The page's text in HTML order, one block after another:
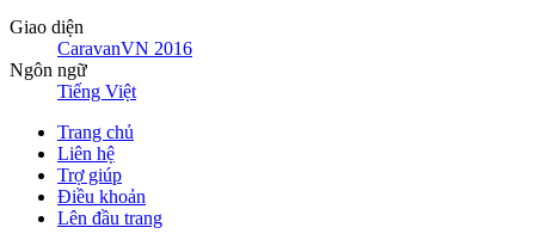
Giao diện
CaravanVN 2016
Ngôn ngữ
Tiếng Việt
Trang chủ
Liên hệ
Trợ giúp
Điều khoản
Lên đầu trang